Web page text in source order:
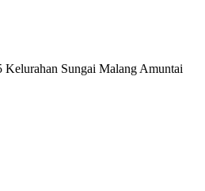
Kelurahan Sungai Malang Amuntai